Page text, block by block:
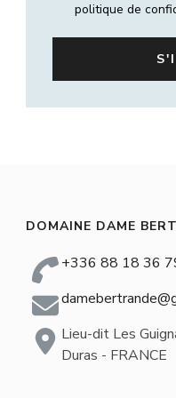
politique de
DOMAINE DAME
+336 88 18 36
Lieu-dit Les
Duras - FRANCE